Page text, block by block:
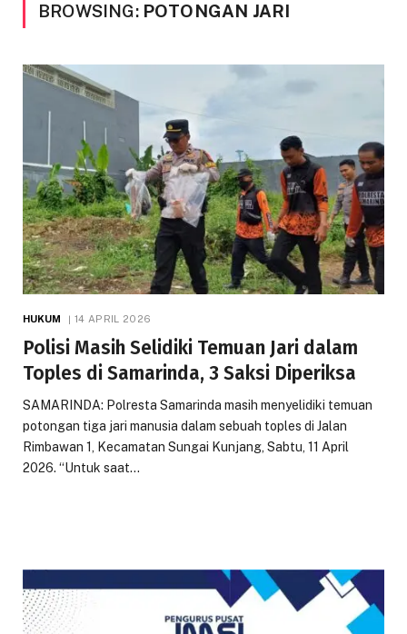
BROWSING: POTONGAN JARI
HUKUM 14 APRIL 2026
Polisi Masih Selidiki Temuan Jari dalam
Toples di Samarinda, 3 Saksi Diperiksa
SAMARINDA: Polresta Samarinda masih menyelidiki temuan
potongan tiga jari manusia dalam sebuah toples di Jalan
Rimbawan 1, Kecamatan Sungai Kunjang, Sabtu, 11 April
2026. “Untuk saat…